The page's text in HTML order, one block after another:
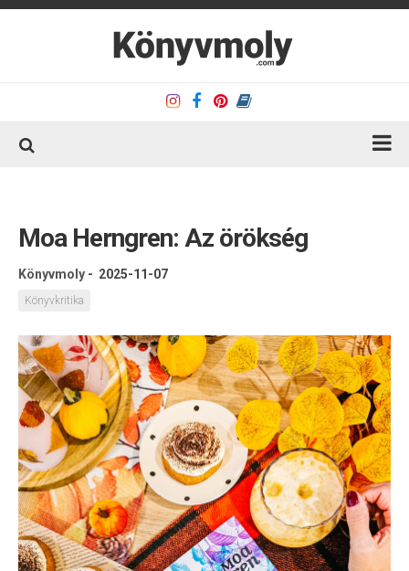
Könyvajánló
Kapcsolat
Könyveim
Rólam
Moa Herngren: Az örökség
Könyvmoly - 2025-11-07
Könyvkritika